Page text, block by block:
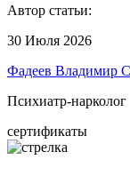
Автор статьи:
30 Июля 2026
Фадеев Владимир
Психиатр-нарколог
сертификаты